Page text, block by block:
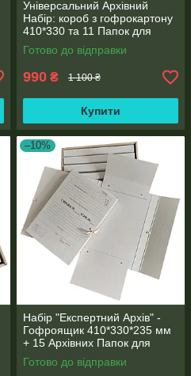
Універсальний Архівний
Набір: короб з гофрокартону
410*330 та 11 Папок для
нотаріуса з клапаном
(корінець 30 мм)
Готово до відправки
990 ₴ 1 100 ₴
Купити
–10%
Набір "Експертний Архів" -
Гофроящик 410*330*235 мм
+ 15 Архівних Папок для
нотаріусів 320*230*20 мм
Готово до відправки